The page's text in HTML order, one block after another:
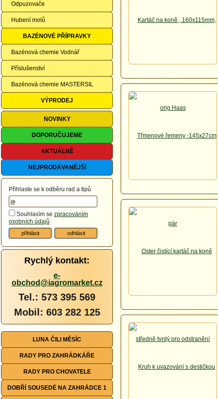
Odpuzovače
Hubení molů
BAZÉNOVÉ PŘÍPRAVKY
Bazénová chemie Vodnář
Příslušenství
Bazénová chemie MASTERSIL
VÝPRODEJ
NOVINKY
DOPORUČUJEME
AKTUÁLNĚ
NEJPRODÁVANĚJŠÍ
Přihlaste se k odběru rad a tipů
Souhlasím se zpracováním
osobních údajů
Rychlý kontakt:
e-
obchod@iagromarket.cz
Tel.: 573 395 569
Mobil: 603 282 125
LUNA ČILI MĚSÍC
RADY PRO ZAHRÁDKÁŘE
RADY PRO CHOVATELE
DOBŘÍ SOUSEDÉ NA ZAHRÁDCE 1